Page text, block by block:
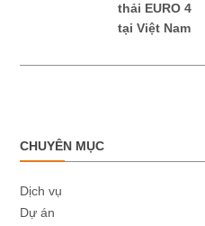
thải EURO 4
tại Việt Nam
CHUYÊN MỤC
Dịch vụ
Dự án